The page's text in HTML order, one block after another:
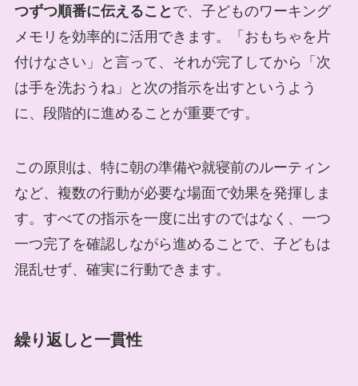
つずつ順番に伝えること で、子どものワーキング
メモリを効率的に活用できます。「おもちゃを片
付けなさい」と言って、それが完了してから「次
は手を洗おうね」と次の指示を出すというよう
に、段階的に進めることが重要です。
この原則は、特に朝の準備や就寝前のルーティン
など、複数の行動が必要な場面で効果を発揮しま
す。すべての指示を一度に出すのではなく、一つ
一つ完了を確認しながら進めることで、子どもは
混乱せず、確実に行動できます。
繰り返しと一貫性